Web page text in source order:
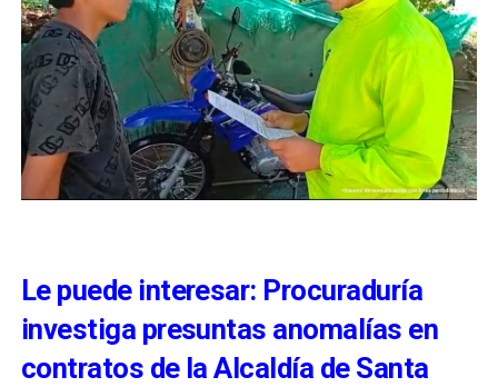
Le puede interesar: Procuraduría
investiga presuntas anomalías en
contratos de la Alcaldía de Santa